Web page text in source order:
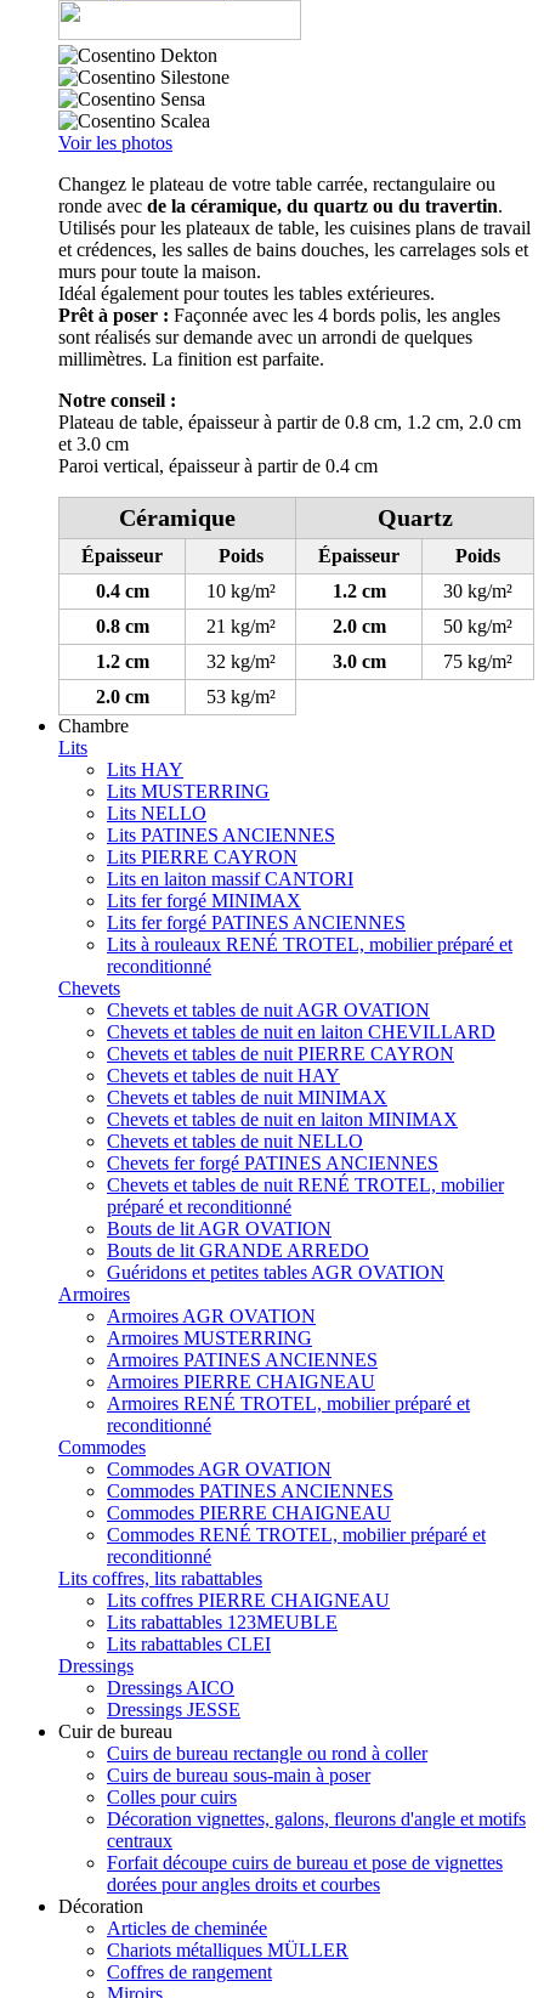
Voir les photos
Changez le plateau de votre table carrée, rectangulaire ou
ronde avec de la céramique, du quartz ou du travertin.
Utilisés pour les plateaux de table, les cuisines plans de travail
et crédences, les salles de bains douches, les carrelages sols et
murs pour toute la maison.
Idéal également pour toutes les tables extérieures.
Prêt à poser : Façonnée avec les 4 bords polis, les angles
sont réalisés sur demande avec un arrondi de quelques
millimètres. La finition est parfaite.
Notre conseil :
Plateau de table, épaisseur à partir de 0.8 cm, 1.2 cm, 2.0 cm
et 3.0 cm
Paroi vertical, épaisseur à partir de 0.4 cm
Céramique Quartz
Épaisseur Poids Épaisseur
Poids
0.4 cm
10 kg/m² 1.2 cm
30 kg/m²
0.8 cm
21 kg/m² 2.0 cm
50 kg/m²
1.2 cm
32 kg/m² 3.0 cm
75 kg/m²
2.0 cm
53 kg/m²
Chambre
Lits
Lits HAY
Lits MUSTERRING
Lits NELLO
Lits PATINES ANCIENNES
Lits PIERRE CAYRON
Lits en laiton massif CANTORI
Lits fer forgé MINIMAX
Lits fer forgé PATINES ANCIENNES
Lits à rouleaux RENÉ TROTEL, mobilier préparé et
reconditionné
Chevets
Chevets et tables de nuit AGR OVATION
Chevets et tables de nuit en laiton CHEVILLARD
Chevets et tables de nuit PIERRE CAYRON
Chevets et tables de nuit HAY
Chevets et tables de nuit MINIMAX
Chevets et tables de nuit en laiton MINIMAX
Chevets et tables de nuit NELLO
Chevets fer forgé PATINES ANCIENNES
Chevets et tables de nuit RENÉ TROTEL, mobilier
préparé et reconditionné
Bouts de lit AGR OVATION
Bouts de lit GRANDE ARREDO
Guéridons et petites tables AGR OVATION
Armoires
Armoires AGR OVATION
Armoires MUSTERRING
Armoires PATINES ANCIENNES
Armoires PIERRE CHAIGNEAU
Armoires RENÉ TROTEL, mobilier préparé et
reconditionné
Commodes
Commodes AGR OVATION
Commodes PATINES ANCIENNES
Commodes PIERRE CHAIGNEAU
Commodes RENÉ TROTEL, mobilier préparé et
reconditionné
Lits coffres, lits rabattables
Lits coffres PIERRE CHAIGNEAU
Lits rabattables 123MEUBLE
Lits rabattables CLEI
Dressings
Dressings AICO
Dressings JESSE
Cuir de bureau
Cuirs de bureau rectangle ou rond à coller
Cuirs de bureau sous-main à poser
Colles pour cuirs
Décoration vignettes, galons, fleurons d'angle et motifs
centraux
Forfait découpe cuirs de bureau et pose de vignettes
dorées pour angles droits et courbes
Décoration
Articles de cheminée
Chariots métalliques MÜLLER
Coffres de rangement
Miroirs